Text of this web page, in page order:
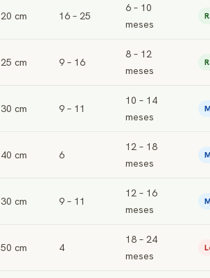
20 cm 16 – 25
6 – 10
meses
25 cm 9 – 16
8 – 12
meses
30 cm 9 – 11
10 – 14
meses
40 cm 6
12 – 18
meses
30 cm 9 – 11
12 – 16
meses
50 cm 4
18 – 24
meses